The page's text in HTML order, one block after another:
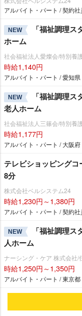
アルバイト・パート / 契約
NEW
「福祉調理
ホーム
社会福祉法人愛燦会/特別養
時給1,140円
アルバイト・パート / 愛知県
NEW
「福祉調理
老人ホーム
社会福祉法人三篠会/特別養
時給1,177円
アルバイト・パート / 大阪府
テレビショッピング
8分
株式会社ベルシステム24
時給1,230円～1,380円
アルバイト・パート / 契約
NEW
「福祉調理
人ホーム
ナーシング・ケア 株式会社/
時給1,250円～1,350円
アルバイト・パート / 東京都